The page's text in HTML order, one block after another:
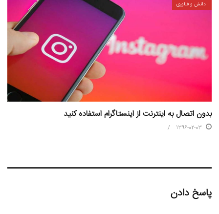
دانش و فناوری
بدون اتصال به اینترنت از اینستاگرام استفاده کنید
1396-02-03
پاسخ دادن